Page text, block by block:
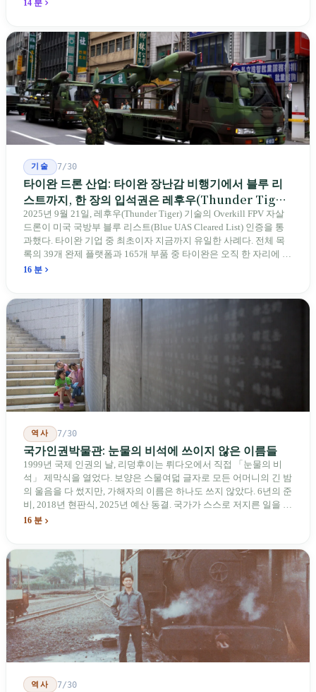
14 분
기술 7/30
타이완 드론 산업: 타이완 장난감 비행기에서 블루 리
스트까지, 한 장의 입석권은 레후우(Thunder Tiger)
에게
2025년 9월 21일, 레후우(Thunder Tiger) 기술의 Overkill FPV 자살
드론이 미국 국방부 블루 리스트(Blue UAS Cleared List) 인증을 통
과했다. 타이완 기업 중 최초이자 지금까지 유일한 사례다. 전체 목
록의 39개 완제 플랫폼과 165개 부품 중 타이완은 오직 한 자리에 불
과하다. 2026년 4월, 미국 양당 소속 상원의원 4명이 《타이완을 위
를 드러낸다: 타이완의 진입이 너무 느려 미국 스스로가 입법을 통해
장벽을 낮춰야 한다는 점이다. 타이완에서 46년간 원격 조종 장난감
비행기를 만들어 온 한 회사가 오하이오주에 두 번째 공장을 건설할
계획을 세우고 있다.
16 분
역사 7/30
국가인권박물관: 눈물의 비석에 쓰이지 않은 이름들
1999년 국제 인권의 날, 리덩후이는 뤼다오에서 직접 「눈물의 비
석」 제막식을 열었다. 보양은 스물여덟 글자로 모든 어머니의 긴 밤
의 울음을 다 썼지만, 가해자의 이름은 하나도 쓰지 않았다. 6년의 준
비, 2018년 현판식, 2025년 예산 동결. 국가가 스스로 저지른 일을 기
념하기 위해 스스로 세운 박물관. 계엄 해제 39년 동안 사법 재판을
16 분
역사 7/30